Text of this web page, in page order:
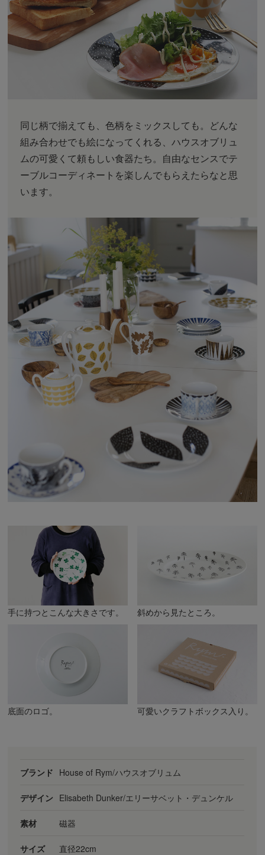
同じ柄で揃えても、色柄をミックスしても。どんな
組み合わせでも絵になってくれる、ハウスオブリュ
ムの可愛くて頼もしい食器たち。自由なセンスでテ
ーブルコーディネートを楽しんでもらえたらなと思
います。
手に持つとこんな大きさです。 斜めから見たところ。
底面のロゴ。 可愛いクラフトボックス入り。
ブランド House of Rym/ハウスオブリュム
デザイン Elisabeth Dunker/エリーサベット・デュンケル
素材 磁器
サイズ 直径22cm